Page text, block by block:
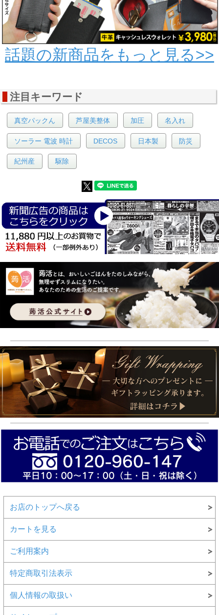
話題の新商品をもっと見る>>
注目キーワード
真空パックん 芦屋美整体 加圧 名入れ
ソーラー 電波 時計 DECOS 日本製 防災
紀州産 駆除
お店のトップへ戻る
カートを見る
ご利用案内
特定商取引法表示
個人情報の取扱い